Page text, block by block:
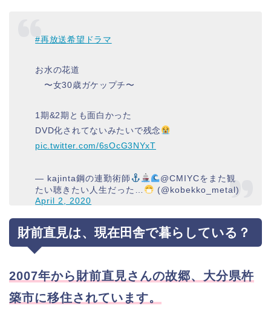
#再放送希望ドラマ
お水の花道
〜女30歳ガケップチ〜
1期&2期とも面白かった
DVD化されてないみたいで残念
pic.twitter.com/6sOcG3NYxT
— kajinta鋼の連勤術師
@CMIYCをまた観
たい聴きたい人生だった…
(@kobekko_metal)
April 2, 2020
財前直見は、現在田舎で暮らしている？
2007年から財前直見さんの故郷、大分県杵
築市に移住されています。